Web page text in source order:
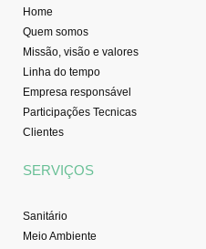
Home
Quem somos
Missão, visão e valores
Linha do tempo
Empresa responsável
Participações Tecnicas
Clientes
SERVIÇOS
Sanitário
Meio Ambiente